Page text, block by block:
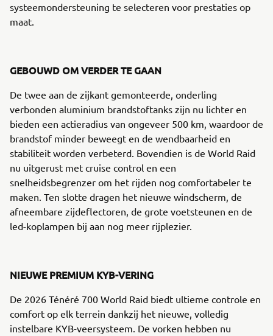
systeemondersteuning te selecteren voor prestaties op
maat.
GEBOUWD OM VERDER TE GAAN
De twee aan de zijkant gemonteerde, onderling
verbonden aluminium brandstoftanks zijn nu lichter en
bieden een actieradius van ongeveer 500 km, waardoor de
brandstof minder beweegt en de wendbaarheid en
stabiliteit worden verbeterd. Bovendien is de World Raid
nu uitgerust met cruise control en een
snelheidsbegrenzer om het rijden nog comfortabeler te
maken. Ten slotte dragen het nieuwe windscherm, de
afneembare zijdeflectoren, de grote voetsteunen en de
led-koplampen bij aan nog meer rijplezier.
NIEUWE PREMIUM KYB-VERING
De 2026 Ténéré 700 World Raid biedt ultieme controle en
comfort op elk terrein dankzij het nieuwe, volledig
instelbare KYB-veersysteem. De vorken hebben nu